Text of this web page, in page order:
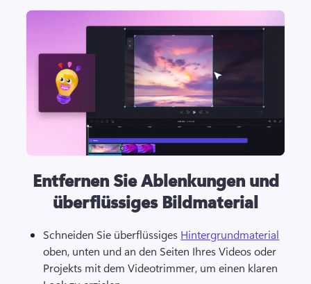
Entfernen Sie Ablenkungen und
überflüssiges Bildmaterial
Schneiden Sie überflüssiges Hintergrundmaterial
oben, unten und an den Seiten Ihres Videos oder
Projekts mit dem Videotrimmer, um einen klaren